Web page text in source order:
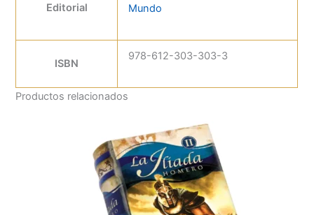
Editorial
Mundo
ISBN
978-612-303-303-3
Productos relacionados